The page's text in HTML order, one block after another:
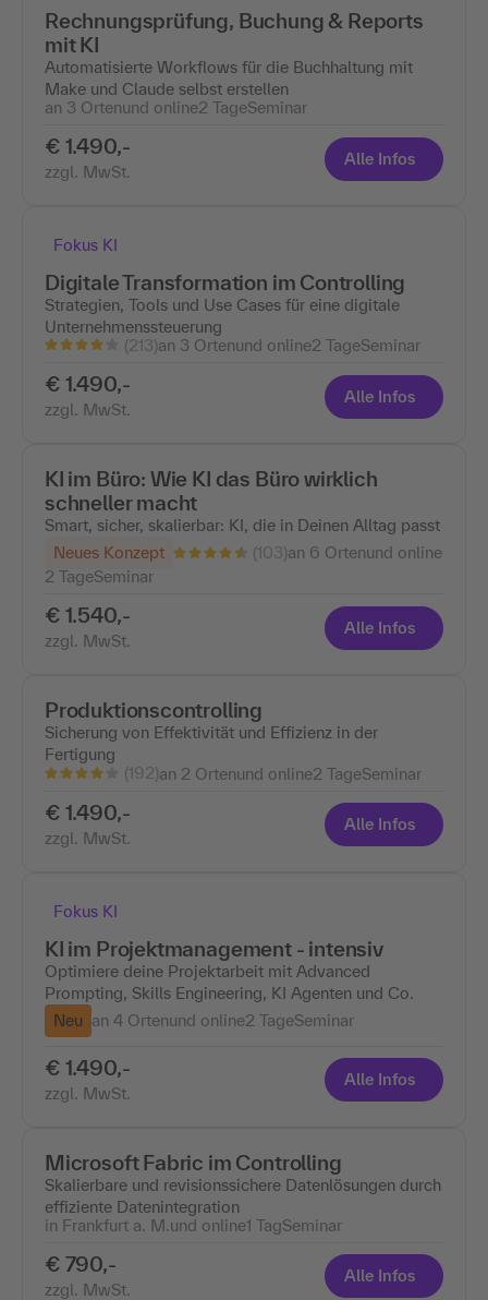
Rechnungsprüfung, Buchung & Reports
mit KI
Automatisierte Workflows für die Buchhaltung mit
Make und Claude selbst erstellen
an 3 Ortenund online2 TageSeminar
€ 1.490,-
zzgl. MwSt.
Alle Infos
Fokus KI
Digitale Transformation im Controlling
Strategien, Tools und Use Cases für eine digitale
Unternehmenssteuerung
(213)an 3 Ortenund online2 TageSeminar
€ 1.490,-
zzgl. MwSt.
Alle Infos
KI im Büro: Wie KI das Büro wirklich
schneller macht
Smart, sicher, skalierbar: KI, die in Deinen Alltag passt
Neues Konzept
(103)an 6 Ortenund online
2 TageSeminar
€ 1.540,-
zzgl. MwSt.
Alle Infos
Produktionscontrolling
Sicherung von Effektivität und Effizienz in der
Fertigung
(192)an 2 Ortenund online2 TageSeminar
€ 1.490,-
zzgl. MwSt.
Alle Infos
Fokus KI
KI im Projektmanagement - intensiv​
Optimiere deine Projektarbeit mit Advanced
Prompting, Skills Engineering, KI Agenten und Co.
Neu an 4 Ortenund online2 TageSeminar
€ 1.490,-
zzgl. MwSt.
Alle Infos
Microsoft Fabric im Controlling
Skalierbare und revisionssichere Datenlösungen durch
effiziente Datenintegration
in Frankfurt a. M.und online1 TagSeminar
€ 790,-
zzgl. MwSt.
Alle Infos